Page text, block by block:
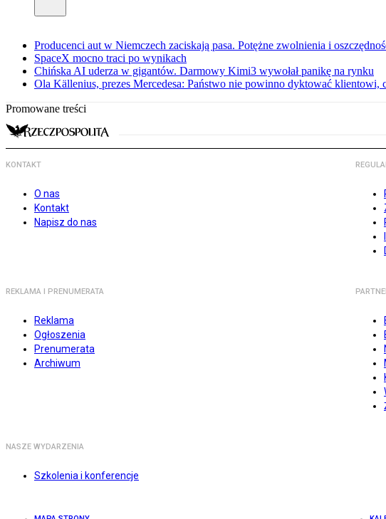
Producenci aut w Niemczech zaciskają pasa. Potężne zwolnienia i
SpaceX mocno traci po wynikach
Chińska AI uderza w gigantów. Darmowy Kimi3 wywołał panikę na rynku
Ola Källenius, prezes Mercedesa: Państwo nie powinno dyktować klientowi,
Promowane treści
KONTAKT
O nas
Kontakt
Napisz do nas
REKLAMA I PRENUMERATA
Reklama
Ogłoszenia
Prenumerata
Archiwum
NASZE WYDARZENIA
Szkolenia i konferencje